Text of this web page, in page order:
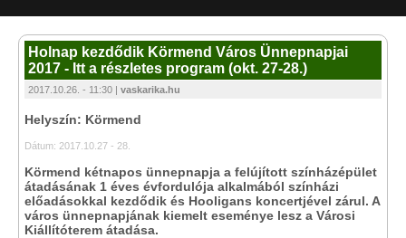
Holnap kezdődik Körmend Város Ünnepnapjai
2017 - Itt a részletes program (okt. 27-28.)
2017.10.26. - 11:30 | vaskarika.hu
Helyszín: Körmend
Dátum: 2017.10.27 - 28.
Körmend kétnapos ünnepnapja a felújított színházépület
átadásának 1 éves évfordulója alkalmából színházi
előadásokkal kezdődik és Hooligans koncertjével zárul. A
város ünnepnapjának kiemelt eseménye lesz a Városi
Kiállítóterem átadása.